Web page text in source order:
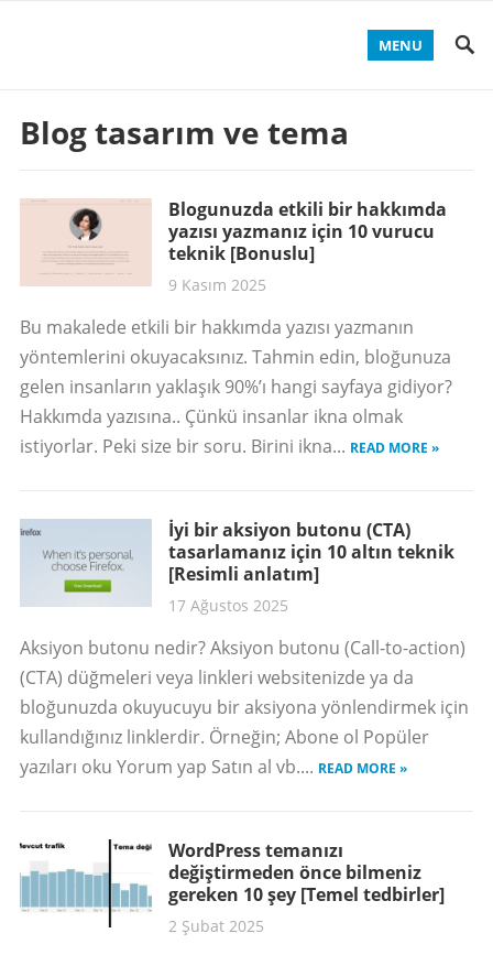
MENU
Blog tasarım ve tema
Blogunuzda etkili bir hakkımda
yazısı yazmanız için 10 vurucu
teknik [Bonuslu]
9 Kasım 2025
Bu makalede etkili bir hakkımda yazısı yazmanın
yöntemlerini okuyacaksınız. Tahmin edin, bloğunuza
gelen insanların yaklaşık 90%’ı hangi sayfaya gidiyor?
Hakkımda yazısına.. Çünkü insanlar ikna olmak
istiyorlar. Peki size bir soru. Birini ikna... READ MORE »
İyi bir aksiyon butonu (CTA)
tasarlamanız için 10 altın teknik
[Resimli anlatım]
17 Ağustos 2025
Aksiyon butonu nedir? Aksiyon butonu (Call-to-action)
(CTA) düğmeleri veya linkleri websitenizde ya da
bloğunuzda okuyucuyu bir aksiyona yönlendirmek için
kullandığınız linklerdir. Örneğin; Abone ol Popüler
yazıları oku Yorum yap Satın al vb.... READ MORE »
WordPress temanızı
değiştirmeden önce bilmeniz
gereken 10 şey [Temel tedbirler]
2 Şubat 2025